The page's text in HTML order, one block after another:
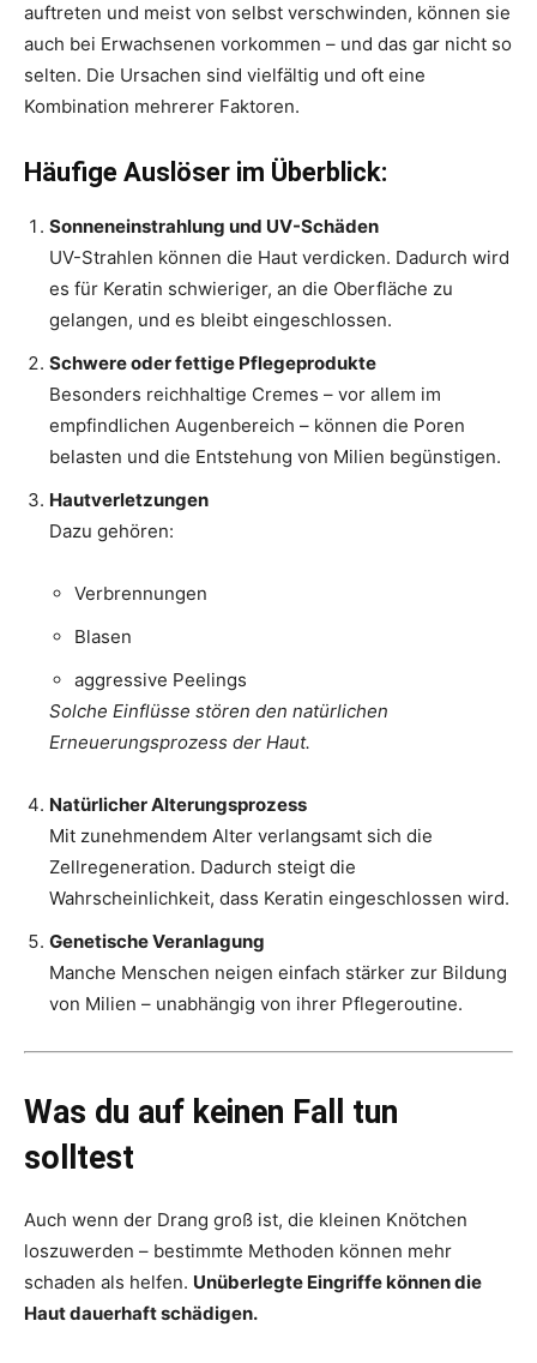
auftreten und meist von selbst verschwinden, können sie
auch bei Erwachsenen vorkommen – und das gar nicht so
selten. Die Ursachen sind vielfältig und oft eine
Kombination mehrerer Faktoren.
Häufige Auslöser im Überblick:
Sonneneinstrahlung und UV-Schäden
UV-Strahlen können die Haut verdicken. Dadurch wird
es für Keratin schwieriger, an die Oberfläche zu
gelangen, und es bleibt eingeschlossen.
Schwere oder fettige Pflegeprodukte
Besonders reichhaltige Cremes – vor allem im
empfindlichen Augenbereich – können die Poren
belasten und die Entstehung von Milien begünstigen.
Hautverletzungen
Dazu gehören:
Verbrennungen
Blasen
aggressive Peelings
Solche Einflüsse stören den natürlichen
Erneuerungsprozess der Haut.
Natürlicher Alterungsprozess
Mit zunehmendem Alter verlangsamt sich die
Zellregeneration. Dadurch steigt die
Wahrscheinlichkeit, dass Keratin eingeschlossen wird.
Genetische Veranlagung
Manche Menschen neigen einfach stärker zur Bildung
von Milien – unabhängig von ihrer Pflegeroutine.
Was du auf keinen Fall tun
solltest
Auch wenn der Drang groß ist, die kleinen Knötchen
loszuwerden – bestimmte Methoden können mehr
schaden als helfen. Unüberlegte Eingriffe können die
Haut dauerhaft schädigen.